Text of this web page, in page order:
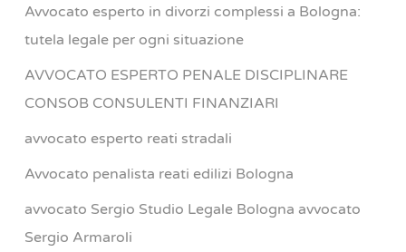
Avvocato esperto in divorzi complessi a Bologna:
tutela legale per ogni situazione
AVVOCATO ESPERTO PENALE DISCIPLINARE
CONSOB CONSULENTI FINANZIARI
avvocato esperto reati stradali
Avvocato penalista reati edilizi Bologna
avvocato Sergio Studio Legale Bologna avvocato
Sergio Armaroli